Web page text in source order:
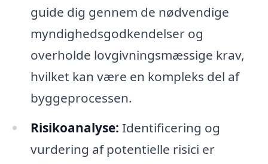
guide dig gennem de nødvendige
myndighedsgodkendelser og
overholde lovgivningsmæssige krav,
hvilket kan være en kompleks del af
byggeprocessen.
Risikoanalyse: Identificering og
vurdering af potentielle risici er